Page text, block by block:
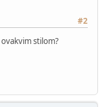
#2
stilom?